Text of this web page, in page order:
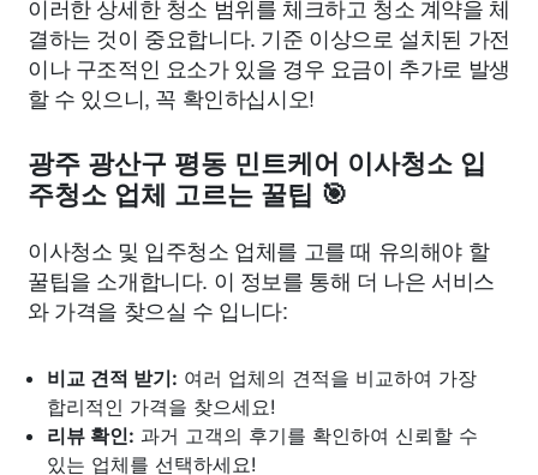
이러한 상세한 청소 범위를 체크하고 청소 계약을 체
결하는 것이 중요합니다. 기준 이상으로 설치된 가전
이나 구조적인 요소가 있을 경우 요금이 추가로 발생
할 수 있으니, 꼭 확인하십시오!
광주 광산구 평동 민트케어 이사청소 입
주청소 업체 고르는 꿀팁 🎯
이사청소 및 입주청소 업체를 고를 때 유의해야 할
꿀팁을 소개합니다. 이 정보를 통해 더 나은 서비스
와 가격을 찾으실 수 입니다:
비교 견적 받기: 여러 업체의 견적을 비교하여 가장
합리적인 가격을 찾으세요!
리뷰 확인: 과거 고객의 후기를 확인하여 신뢰할 수
있는 업체를 선택하세요!